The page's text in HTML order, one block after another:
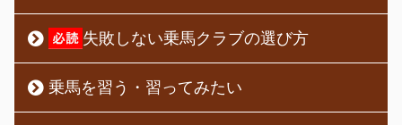
失敗しない乗馬クラブの選び方
乗馬を習う・習ってみたい